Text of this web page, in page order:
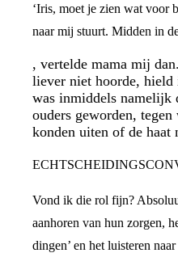
‘Iris, moet je zien wat voor
naar mij stuurt. Midden in
, vertelde mama mij
liever niet hoorde,
was inmiddels namelijk
ouders geworden,
konden uiten of de haat
Vond ik die rol fijn?
aanhoren van hun zorgen,
dingen’ en het luisteren